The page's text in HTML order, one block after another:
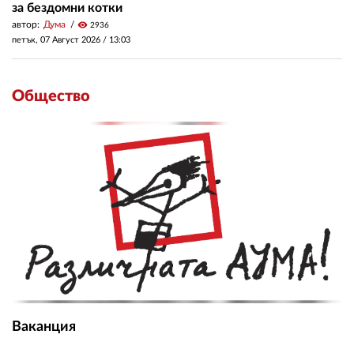
за бездомни котки
автор: Дума visibility 2936
петък, 07 Август 2026 / 13:03
Общество
Ваканция